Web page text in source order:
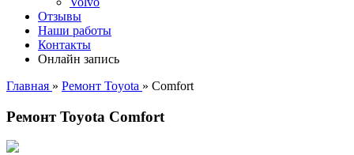
Отзывы
Наши работы
Контакты
Онлайн запись
Главная » Ремонт Toyota » Comfort
Ремонт Toyota Comfort